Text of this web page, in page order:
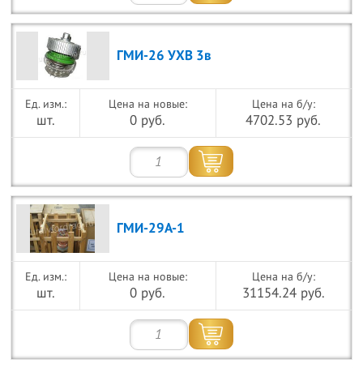
ГМИ-26 УХВ 3в
шт.
Цена на новые:
0 руб.
Цена на б/у:
4702.53 руб.
ГМИ-29А-1
шт.
Цена на новые:
0 руб.
Цена на б/у:
31154.24 руб.